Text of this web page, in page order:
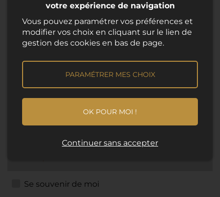
Partenaires
Se souvenir de moi
votre expérience de navigation
Vous pouvez paramétrer vos préférences et
modifier vos choix en cliquant sur le lien de
gestion des cookies en bas de page.
PARAMÉTRER MES CHOIX
OK POUR MOI !
Continuer sans accepter